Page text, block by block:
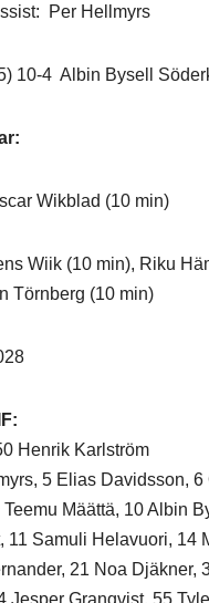
Per Hellmyrs
10-4 Albin Bysell
Wikblad (10 min)
Wiik (10 min), Riku
Törnberg (10 min)
Henrik Karlström
5 Elias Davidsson, 6
Määttä, 10 Albin
11 Samuli Helavuori, 14
21 Noa Djäkner,
Jesper Granqvist, 55